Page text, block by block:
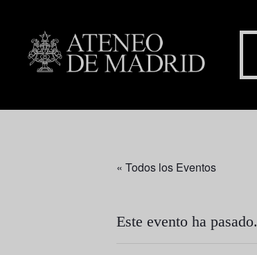
« Todos los Eventos
Este evento ha pasado.